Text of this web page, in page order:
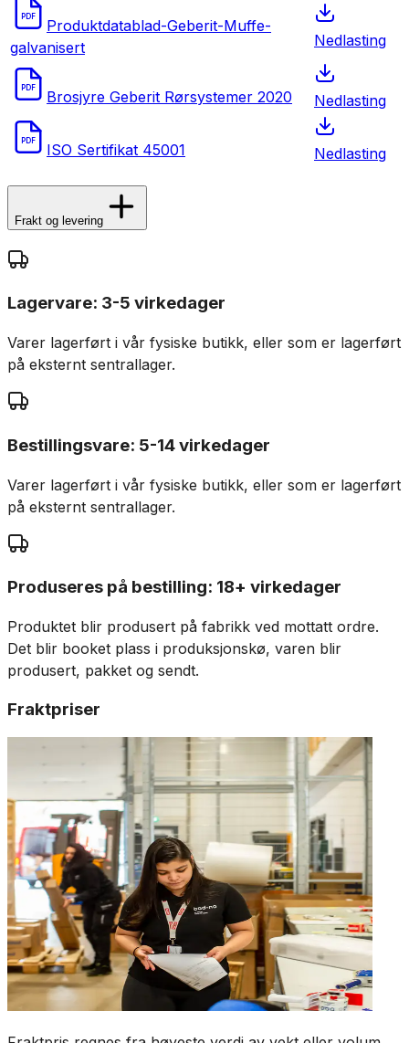
PDF
Produktdatablad-Geberit-Muffe-
galvanisert
Nedlasting
PDF Brosjyre Geberit Rørsystemer 2020 Nedlasting
PDF ISO Sertifikat 45001 Nedlasting
Frakt og levering
Lagervare: 3-5 virkedager
Varer lagerført i vår fysiske butikk, eller som er lagerført
på eksternt sentrallager.
Bestillingsvare: 5-14 virkedager
Varer lagerført i vår fysiske butikk, eller som er lagerført
på eksternt sentrallager.
Produseres på bestilling: 18+ virkedager
Produktet blir produsert på fabrikk ved mottatt ordre.
Det blir booket plass i produksjonskø, varen blir
produsert, pakket og sendt.
Fraktpriser